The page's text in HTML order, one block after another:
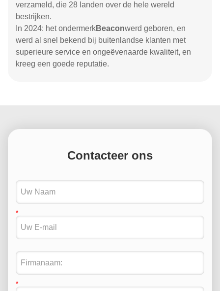
verzameld, die 28 landen over de hele wereld
bestrijken.
In 2024: het ondermerkBeaconwerd geboren, en
werd al snel bekend bij buitenlandse klanten met
superieure service en ongeëvenaarde kwaliteit, en
kreeg een goede reputatie.
Contacteer ons